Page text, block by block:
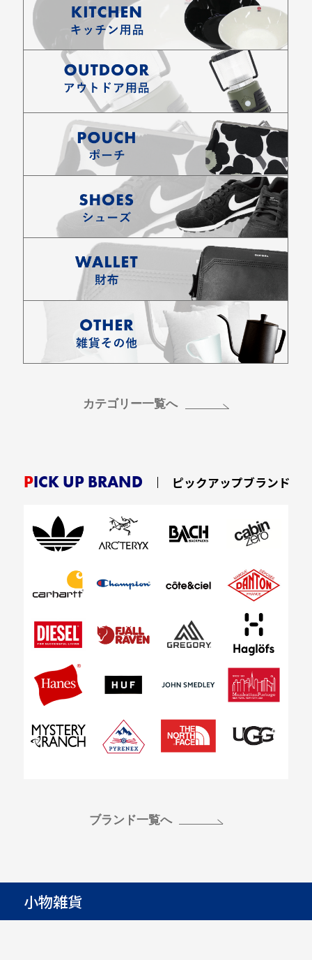
お買い物を続ける カートへ進む
カテゴリー一覧へ
PICK UP BRAND ピックアップブランド
ブランド一覧へ
小物雑貨